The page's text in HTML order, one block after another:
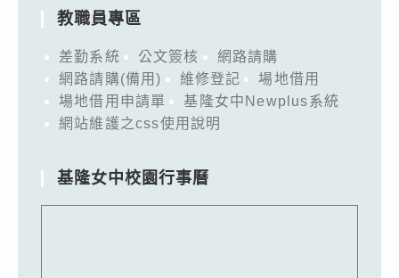
教職員專區
差勤系統 公文簽核
網路請購
網路請購(備用)
維修登記
場地借用
場地借用申請單
基隆女中Newplus系統
網站維護之css使用說明
基隆女中校園行事曆